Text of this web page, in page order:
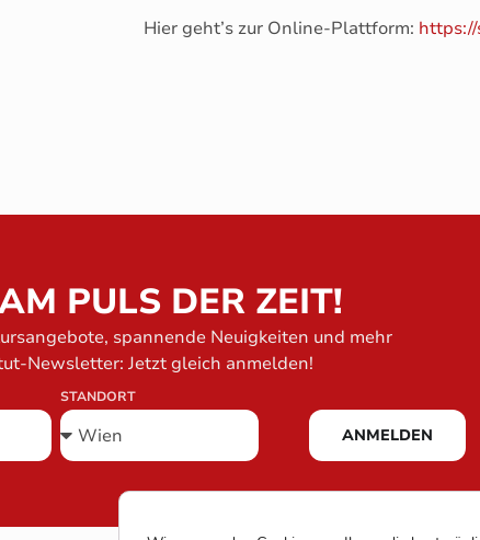
Hier geht’s zur Online-Plattform:
PULS DER ZEIT!
spannende Neuigkeiten und mehr
Newsletter: Jetzt gleich anmelden!
STANDORT
ANMELDEN